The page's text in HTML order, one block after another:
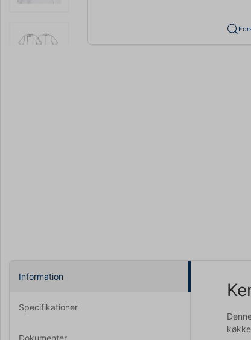
Information
Specifikationer